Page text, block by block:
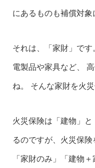
にあるものも補償対象
それは、「家財」で
電製品や家具など、
ね。 そんな家財を火
火災保険は「建物」
るのですが、火災保険
「家財のみ」「建物